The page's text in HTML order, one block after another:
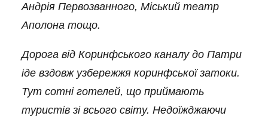
Андрія Первозванного, Міський театр
Аполона тощо.
Дорога від Коринфського каналу до Патри
іде вздовж узбережжя коринфської затоки.
Тут сотні готелей, що приймають
туристів зі всього світу. Недоїжджаючи